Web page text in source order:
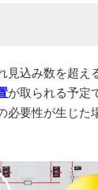
込み数を超え
が取られる予定
必要性が生じた